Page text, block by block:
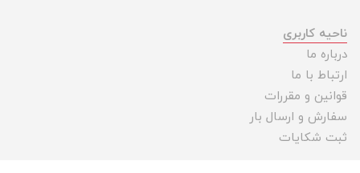
ناحیه کاربری
درباره ما
ارتباط با ما
قوانین و مقررات
سفارش و ارسال بار
ثبت شکایات